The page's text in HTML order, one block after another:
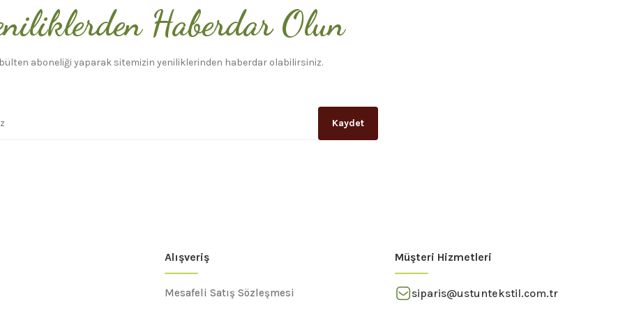
Haberdar Olun
aboneliği yaparak sitemizin yeniliklerinden haberdar olabilirsiniz.
Kaydet
Alışveriş
Mesafeli Satış Sözleşmesi
Müşteri Hizmetleri
siparis@ustuntekstil.com.tr